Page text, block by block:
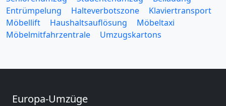
Entrümpelung
Halteverbotszone
Klaviertransport
Möbellift
Haushaltsauflösung
Möbeltaxi
Möbelmitfahrzentrale
Umzugskartons
Europa-Umzüge